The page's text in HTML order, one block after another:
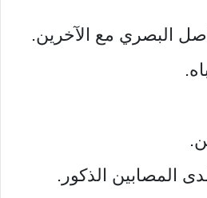
البصري مع الآخرين.
المصابين الذكور.